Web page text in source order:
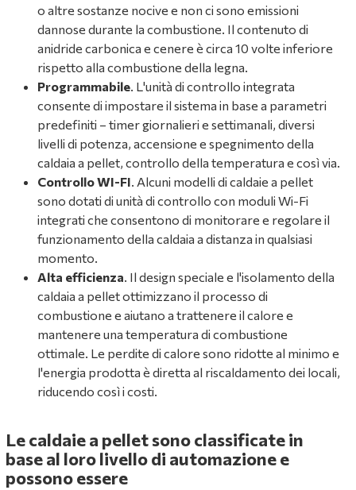
o altre sostanze nocive e non ci sono emissioni
dannose durante la combustione. Il contenuto di
anidride carbonica e cenere è circa 10 volte inferiore
rispetto alla combustione della legna.
Programmabile. L'unità di controllo integrata
consente di impostare il sistema in base a parametri
predefiniti – timer giornalieri e settimanali, diversi
livelli di potenza, accensione e spegnimento della
caldaia a pellet, controllo della temperatura e così via.
Controllo WI-FI. Alcuni modelli di caldaie a pellet
sono dotati di unità di controllo con moduli Wi-Fi
integrati che consentono di monitorare e regolare il
funzionamento della caldaia a distanza in qualsiasi
momento.
Alta efficienza. Il design speciale e l'isolamento della
caldaia a pellet ottimizzano il processo di
combustione e aiutano a trattenere il calore e
mantenere una temperatura di combustione
ottimale. Le perdite di calore sono ridotte al minimo e
l'energia prodotta è diretta al riscaldamento dei locali,
riducendo così i costi.
Le caldaie a pellet sono classificate in
base al loro livello di automazione e
possono essere